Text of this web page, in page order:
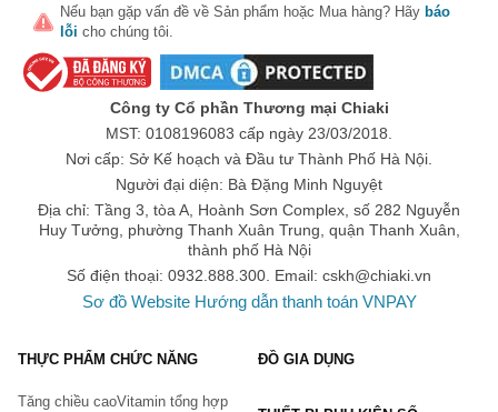
Nếu bạn gặp vấn đề về Sản phẩm hoặc Mua hàng? Hãy báo
lỗi cho chúng tôi.
Công ty Cổ phần Thương mại Chiaki
MST: 0108196083 cấp ngày 23/03/2018.
Nơi cấp: Sở Kế hoạch và Đầu tư Thành Phố Hà Nội.
Người đại diện: Bà Đặng Minh Nguyệt
Địa chỉ: Tầng 3, tòa A, Hoành Sơn Complex, số 282 Nguyễn
Huy Tưởng, phường Thanh Xuân Trung, quận Thanh Xuân,
thành phố Hà Nội
Số điện thoại: 0932.888.300. Email: cskh@chiaki.vn
Sơ đồ Website Hướng dẫn thanh toán VNPAY
THỰC PHẨM CHỨC NĂNG
Tăng chiều caoVitamin tổng hợp
ĐỒ GIA DỤNG